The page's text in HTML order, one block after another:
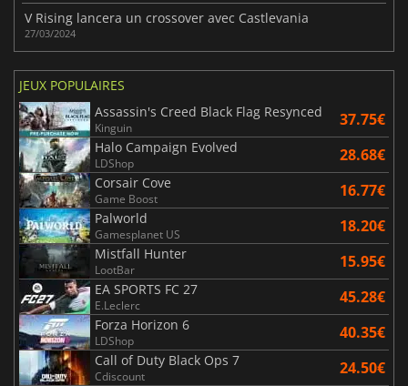
V Rising lancera un crossover avec Castlevania
27/03/2024
JEUX POPULAIRES
Assassin's Creed Black Flag Resynced
Kinguin 37.75€
Halo Campaign Evolved
LDShop 28.68€
Corsair Cove
Game Boost 16.77€
Palworld
Gamesplanet US 18.20€
Mistfall Hunter
LootBar 15.95€
EA SPORTS FC 27
E.Leclerc 45.28€
Forza Horizon 6
LDShop 40.35€
Call of Duty Black Ops 7
Cdiscount 24.50€